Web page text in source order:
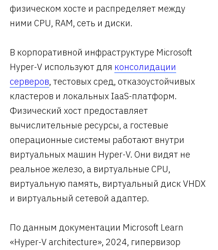
физическом хосте и распределяет между
ними CPU, RAM, сеть и диски.
В корпоративной инфраструктуре Microsoft
Hyper-V используют для консолидации
серверов, тестовых сред, отказоустойчивых
кластеров и локальных IaaS-платформ.
Физический хост предоставляет
вычислительные ресурсы, а гостевые
операционные системы работают внутри
виртуальных машин Hyper-V. Они видят не
реальное железо, а виртуальные CPU,
виртуальную память, виртуальный диск VHDX
и виртуальный сетевой адаптер.
По данным документации Microsoft Learn
«Hyper-V architecture», 2024, гипервизор